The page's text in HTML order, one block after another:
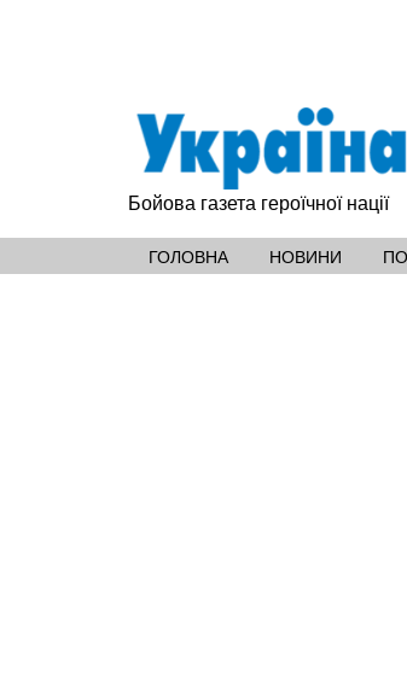
Бойова газета героїчної нації
ГОЛОВНА НОВИНИ